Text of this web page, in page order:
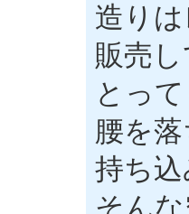
造り
販売
とっ
腰を
持ち
そんな